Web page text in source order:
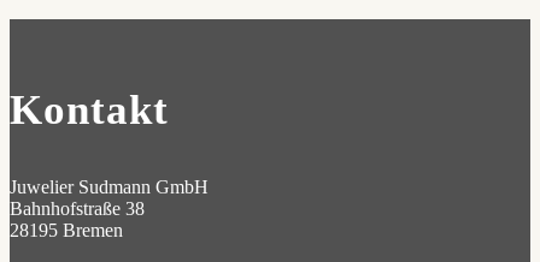
Kontakt
Juwelier Sudmann GmbH
Bahnhofstraße 38
28195 Bremen